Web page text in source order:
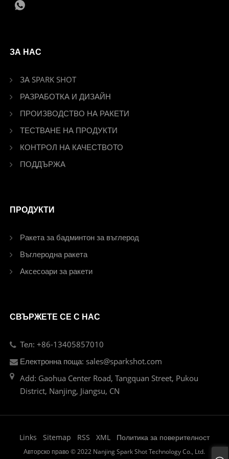
ЗА НАС
ЗА SPARK SHOT
РАЗРАБОТКА И ДИЗАЙН
ПРОИЗВОДСТВО НА РАКЕТИ
ТЕСТВАНЕ НА ПРОДУКТИ
КОНТРОЛ НА КАЧЕСТВОТО
ПОДДЪРЖА
ПРОДУКТИ
Ракета за бадминтон за въглерод
Въглеродна ракета
Аксесоари за ракети
СВЪРЖЕТЕ СЕ С НАС
Тел: +86-13405857010
Електронна поща: sales@sparkshot.com
Add: Gaohua Center Road, Tangquan Street, Pukou
District, Nanjing, Jiangsu, CN
Links Sitemap RSS XML Политика за поверителност
Авторско право © 2022 Nanjing Spark Shot Technology Co., Ltd.